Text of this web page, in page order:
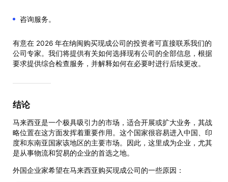
咨询服务。
有意在 2026 年在纳闽购买现成公司的投资者可直接联系我们的
公司专家。我们将提供有关如何选择现有公司的全部信息，根据
要求提供综合检查服务，并解释如何在必要时进行后续更改。
结论
马来西亚是一个极具吸引力的市场，适合开展或扩大业务，其战
略位置在这方面发挥着重要作用。这个国家很容易进入中国、印
度和东南亚国家该地区的主要市场。因此，这里成为企业，尤其
是从事物流和贸易的企业的首选之地。
外国企业家希望在马来西亚购买现成公司的一些原因：